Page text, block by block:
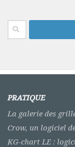
Rechercher :
PRATIQUE
La galerie des
Crow, un logiciel
KG-chart LE :